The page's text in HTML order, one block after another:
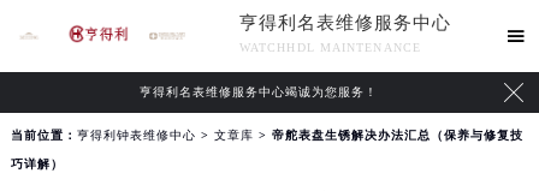
亨得利名表维修服务中心
WATCHHDL MAINTENANCE

亨得利名表维修服务中心竭诚为您服务！ 
当前位置： 亨得利钟表维修中心 > 文章库 > 帝舵表盘生锈解决办法汇总（保养与修复技
巧详解）